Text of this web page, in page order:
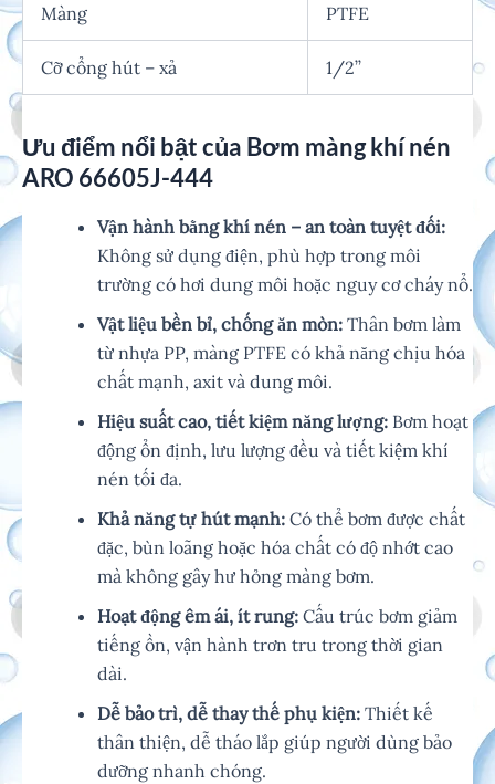
Màng PTFE
Cỡ cổng hút – xả 1/2’’
Ưu điểm nổi bật của Bơm màng khí nén
ARO 66605J-444
Vận hành bằng khí nén – an toàn tuyệt đối:
Không sử dụng điện, phù hợp trong môi
trường có hơi dung môi hoặc nguy cơ cháy nổ.
Vật liệu bền bỉ, chống ăn mòn: Thân bơm làm
từ nhựa PP, màng PTFE có khả năng chịu hóa
chất mạnh, axit và dung môi.
Hiệu suất cao, tiết kiệm năng lượng: Bơm hoạt
động ổn định, lưu lượng đều và tiết kiệm khí
nén tối đa.
Khả năng tự hút mạnh: Có thể bơm được chất
đặc, bùn loãng hoặc hóa chất có độ nhớt cao
mà không gây hư hỏng màng bơm.
Hoạt động êm ái, ít rung: Cấu trúc bơm giảm
tiếng ồn, vận hành trơn tru trong thời gian
dài.
Dễ bảo trì, dễ thay thế phụ kiện: Thiết kế
thân thiện, dễ tháo lắp giúp người dùng bảo
dưỡng nhanh chóng.